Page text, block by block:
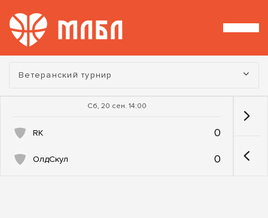
Турнир:
Ветеранский турнир
Сб, 20 сен. 14:00
RK 0
ОлдСкул 0